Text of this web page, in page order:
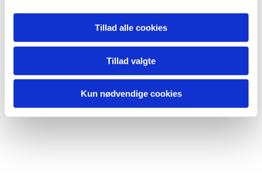
Tillad alle cookies
Tillad valgte
Kun nødvendige cookies
Du vil måske også kunne
lide...